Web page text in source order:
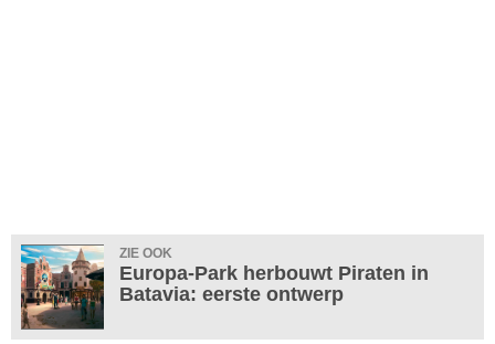
ZIE OOK
Europa-Park herbouwt Piraten in
Batavia: eerste ontwerp